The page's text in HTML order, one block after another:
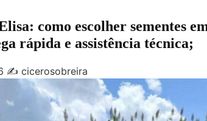
como escolher sementes
rápida e assistência técnica;
✍️ cicerosobreira